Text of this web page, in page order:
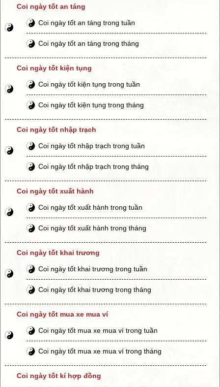
Coi ngày tốt an táng
Coi ngày tốt an táng trong tuần
Coi ngày tốt an táng trong tháng
Coi ngày tốt kiện tụng
Coi ngày tốt kiện tụng trong tuần
Coi ngày tốt kiện tụng trong tháng
Coi ngày tốt nhập trạch
Coi ngày tốt nhập trạch trong tuần
Coi ngày tốt nhập trạch trong tháng
Coi ngày tốt xuất hành
Coi ngày tốt xuất hành trong tuần
Coi ngày tốt xuất hành trong tháng
Coi ngày tốt khai trương
Coi ngày tốt khai trương trong tuần
Coi ngày tốt khai trương trong tháng
Coi ngày tốt mua xe mua ví
Coi ngày tốt mua xe mua ví trong tuần
Coi ngày tốt mua xe mua ví trong tháng
Coi ngày tốt kí hợp đồng